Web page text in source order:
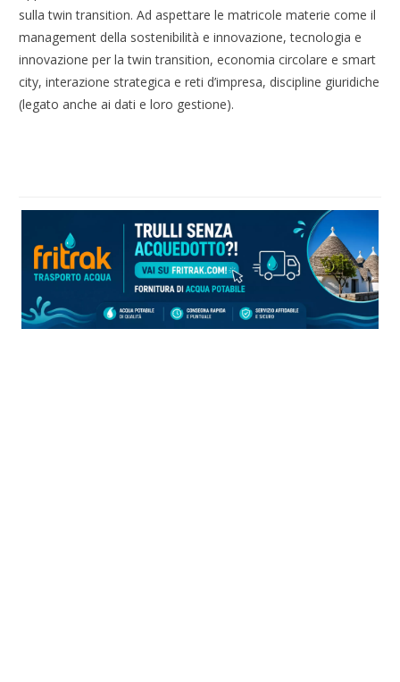
sulla twin transition. Ad aspettare le matricole materie come il
management della sostenibilità e innovazione, tecnologia e
innovazione per la twin transition, economia circolare e smart
city, interazione strategica e reti d’impresa, discipline giuridiche
(legato anche ai dati e loro gestione).